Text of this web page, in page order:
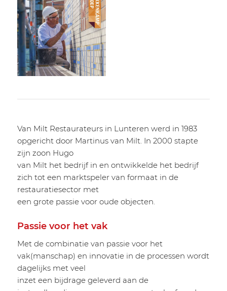
Van Milt Restaurateurs in Lunteren werd in 1983
opgericht door Martinus van Milt. In 2000 stapte
zijn zoon Hugo
van Milt het bedrijf in en ontwikkelde het bedrijf
zich tot een marktspeler van formaat in de
restauratiesector met
een grote passie voor oude objecten.
Passie voor het vak
Met de combinatie van passie voor het
vak(manschap) en innovatie in de processen wordt
dagelijks met veel
inzet een bijdrage geleverd aan de